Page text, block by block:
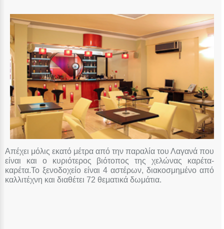
Απέχει μόλις εκατό μέτρα από την παραλία του Λαγανά που
είναι και ο κυριότερος βιότοπος της χελώνας καρέτα-
καρέτα.Το ξενοδοχείο είναι 4 αστέρων, διακοσμημένο από
καλλιτέχνη και διαθέτει 72 θεματικά δωμάτια.